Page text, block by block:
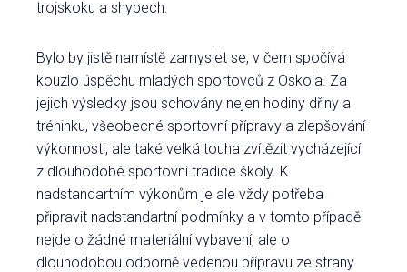
trojskoku a shybech.
Bylo by jistě namístě zamyslet se, v čem spočívá
kouzlo úspěchu mladých sportovců z Oskola. Za
jejich výsledky jsou schovány nejen hodiny dřiny a
tréninku, všeobecné sportovní přípravy a zlepšování
výkonnosti, ale také velká touha zvítězit vycházející
z dlouhodobé sportovní tradice školy. K
nadstandartním výkonům je ale vždy potřeba
připravit nadstandartní podmínky a v tomto případě
nejde o žádné materiální vybavení, ale o
dlouhodobou odborně vedenou přípravu ze strany